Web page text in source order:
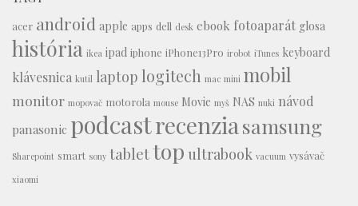
acer android apple apps dell desk ebook fotoaparát glosa
história ikea ipad iphone iPhone13Pro irobot iTunes keyboard
klávesnica kutil laptop logitech mac mini mobil
monitor mopovač motorola mouse Movie myš NAS nuki návod
panasonic podcastrecenziasamsung
Sharepoint smart sony tablettop ultrabook vacuum vysávač
xiaomi